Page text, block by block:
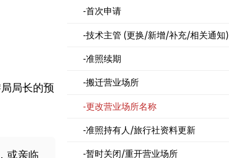
局长的预
或亲临
首次申请
技术主管 (更换/新增/补充/相关通知)
准照续期
搬迁营业场所
更改营业场所名称
准照持有人/旅行社资料更新
暂时关闭/重开营业场所